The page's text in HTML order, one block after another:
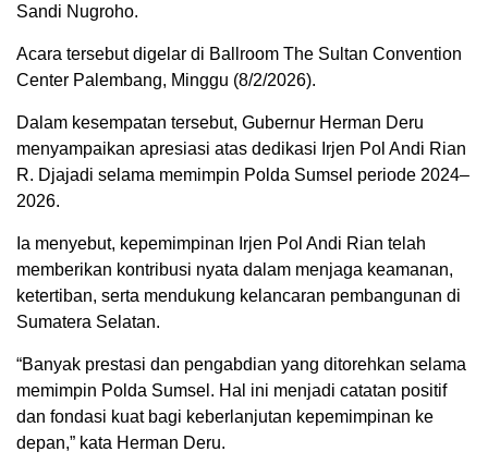
Sandi Nugroho.
Acara tersebut digelar di Ballroom The Sultan Convention
Center Palembang, Minggu (8/2/2026).
Dalam kesempatan tersebut, Gubernur Herman Deru
menyampaikan apresiasi atas dedikasi Irjen Pol Andi Rian
R. Djajadi selama memimpin Polda Sumsel periode 2024–
2026.
Ia menyebut, kepemimpinan Irjen Pol Andi Rian telah
memberikan kontribusi nyata dalam menjaga keamanan,
ketertiban, serta mendukung kelancaran pembangunan di
Sumatera Selatan.
“Banyak prestasi dan pengabdian yang ditorehkan selama
memimpin Polda Sumsel. Hal ini menjadi catatan positif
dan fondasi kuat bagi keberlanjutan kepemimpinan ke
depan,” kata Herman Deru.